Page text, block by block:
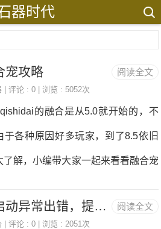
器时代
阅读全文
宠攻略
| 评论 : 0 | 浏览 : 5052次
的融合是从5.0就开始的，不
于各种原因好多玩家，到了8.5依旧
了解，小编带大家一起来看看融合宠
择。 其二：喂药剂因为融合主要系
阅读全文
shiqishidai客户端启动异常出错，提示出错代码及相关解决办法
| 评论 : 0 | 浏览 : 2051次